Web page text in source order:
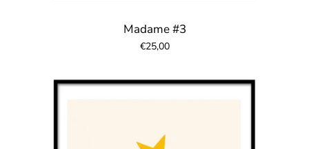
Madame #3
€25,00